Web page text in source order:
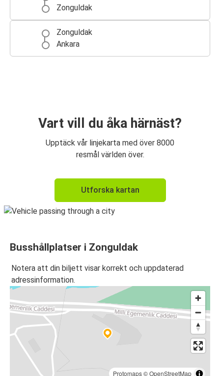
Zonguldak
Zonguldak
Ankara
Vart vill du åka härnäst?
Upptäck vår linjekarta med över 8000
resmål världen över.
Utforska kartan
Busshållplatser i Zonguldak
Notera att din biljett visar korrekt och uppdaterad
adressinformation.
Protomaps©OpenStreetMap